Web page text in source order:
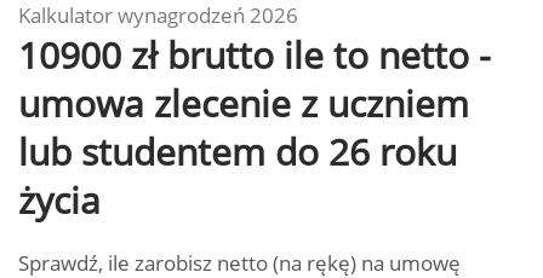
Kalkulator wynagrodzeń 2026
10900 zł brutto ile to netto -
umowa zlecenie z uczniem
lub studentem do 26 roku
życia
Sprawdź, ile zarobisz netto (na rękę) na umowę